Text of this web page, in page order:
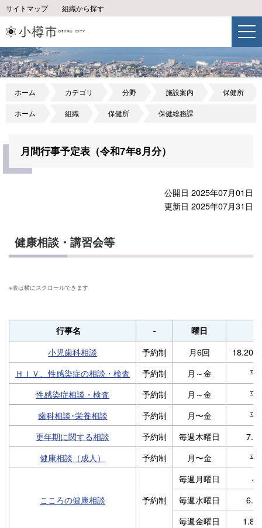
サイトマップ 組織から探す
ホーム カテゴリ 分野 施設案内 保健所
ホーム 組織 保健所 保健総務課
月間行事予定表（令和7年8月分）
公開日 2025年07月01日
更新日 2025年07月31日
健康相談・講習会等
行事名 - 曜日
小児歯科相談 予約制 月6回
ＨＩＶ、性感染症の相談・検査
予約制 月～金
平
性感染症相談・検査
予約制 月～金
平
歯科相談･栄養相談
予約制 月〜金
平
更年期に関する相談
予約制 毎週木曜日
健康相談（成人）
予約制 月〜金 平
こころの健康相談 予約制
毎週月曜日
毎週水曜日
毎週金曜日